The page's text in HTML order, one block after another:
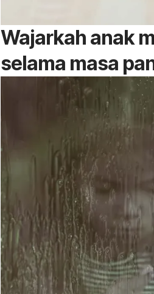
Wajarkah anak
selama masa